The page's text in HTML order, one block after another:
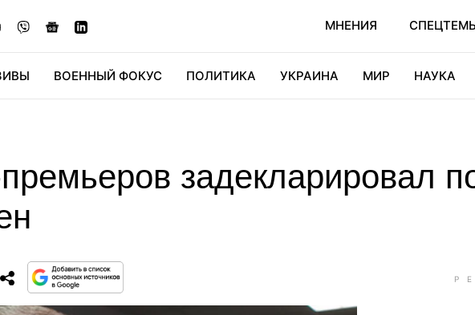
МНЕНИЯ
ВОЕННЫЙ ФОКУС ПОЛИТИКА УКРАИНА МИР НАУКА
задекларировал